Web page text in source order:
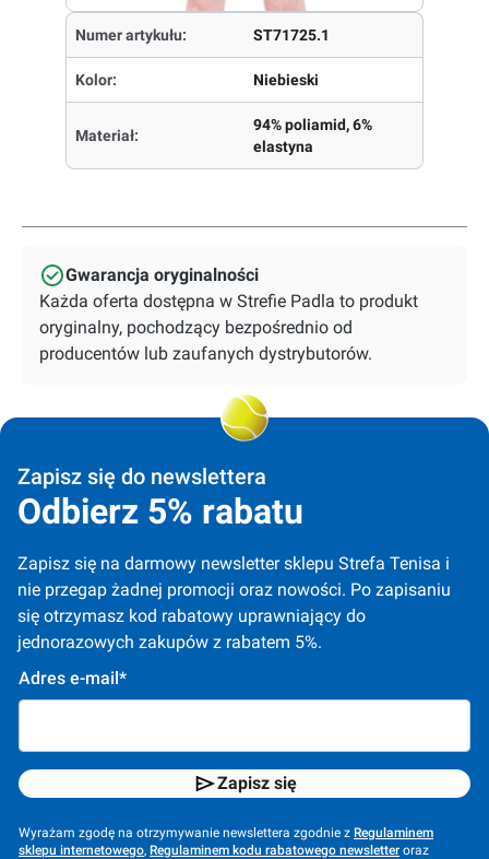
Numer artykułu: ST71725.1
Kolor: Niebieski
Materiał:
94% poliamid, 6%
elastyna
Gwarancja oryginalności
Każda oferta dostępna w Strefie Padla to produkt
oryginalny, pochodzący bezpośrednio od
producentów lub zaufanych dystrybutorów.
Zapisz się do newslettera
Odbierz 5% rabatu
Zapisz się na darmowy newsletter sklepu Strefa Tenisa i
nie przegap żadnej promocji oraz nowości. Po zapisaniu
się otrzymasz kod rabatowy uprawniający do
jednorazowych zakupów z rabatem 5%.
Adres e-mail*
Zapisz się
Wyrażam zgodę na otrzymywanie newslettera zgodnie z Regulaminem
sklepu internetowego, Regulaminem kodu rabatowego newsletter oraz